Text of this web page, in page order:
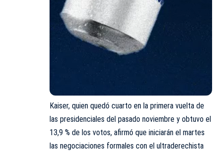
Kaiser, quien quedó cuarto en la primera vuelta de
las presidenciales del pasado noviembre y obtuvo el
13,9 % de los votos, afirmó que iniciarán el martes
las negociaciones formales con el ultraderechista